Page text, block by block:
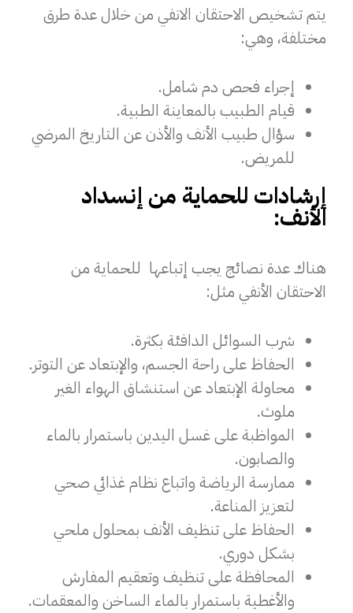
يتم تشخيص الاحتقان الانفي من خلال عدة طرق
مختلفة، وهي:
إجراء فحص دم شامل.
قيام الطبيب بالمعاينة الطبية.
سؤال طبيب الأنف والأذن عن التاريخ المرضي
للمريض.
إرشادات للحماية من إنسداد
الأنف:
هناك عدة نصائج يجب إتباعها للحماية من
الاحتقان الأنفي مثل:
شرب السوائل الدافئة بكثرة.
الحفاظ على راحة الجسم، والإبتعاد عن التوتر.
محاولة الإبتعاد عن استنشاق الهواء الغير
ملوث.
المواظبة على غسل اليدين باستمرار بالماء
والصابون.
ممارسة الرياضة واتباع نظام غذائي صحي
لتعزيز المناعة.
الحفاظ على تنظيف الأنف بمحلول ملحي
بشكل دوري.
المحافظة على تنظيف وتعقيم المفارش
والأغطية باستمرار بالماء الساخن والمعقمات.